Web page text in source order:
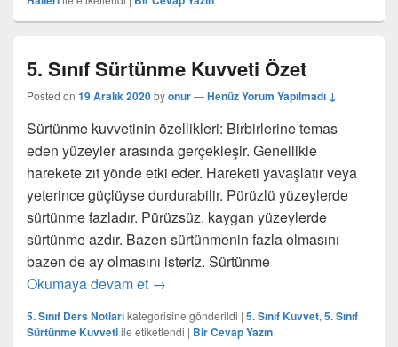
5. Sınıf Sürtünme Kuvveti Özet
Posted on 19 Aralık 2020byonur—Henüz Yorum Yapılmadı ↓
Sürtünme kuvvetinin özellikleri: Birbirlerine temas
eden yüzeyler arasında gerçekleşir. Genellikle
harekete zıt yönde etki eder. Hareketi yavaşlatır veya
yeterince güçlüyse durdurabilir. Pürüzlü yüzeylerde
sürtünme fazladır. Pürüzsüz, kaygan yüzeylerde
sürtünme azdır. Bazen sürtünmenin fazla olmasını
bazen de ay olmasını isteriz. Sürtünme
Okumaya devam et 5. Sınıf Sürtünme Kuvveti Özet
→
5. Sınıf Ders Notlarıkategorisine gönderildi | 5. Sınıf Kuvvet, 5. Sınıf
Sürtünme Kuvvetiile etiketlendi | Bir Cevap Yazın